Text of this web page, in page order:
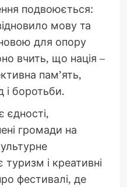
подвоюється:
мову та
для опору
вчить, що нація –
пам’ять,
і боротьби.
єдності,
громади на
і креативні
фестивалі, де